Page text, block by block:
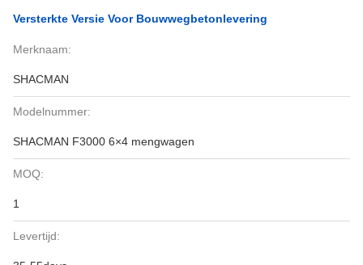
Versterkte Versie Voor Bouwwegbetonlevering
Merknaam:
SHACMAN
Modelnummer:
SHACMAN F3000 6×4 mengwagen
MOQ:
1
Levertijd: